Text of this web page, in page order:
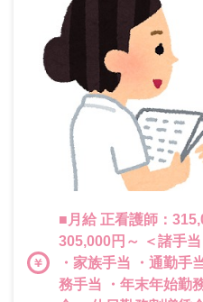
■月給 正看護師：
305,000円～ ＜諸手当＞ ・資格手当 ・住宅手当
・家族手当 ・通勤手
務手当 ・年末年始勤